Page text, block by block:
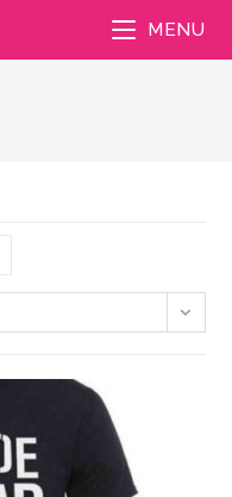
MENU